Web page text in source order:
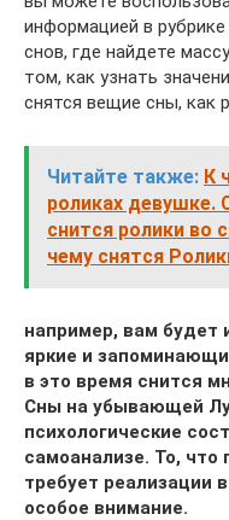
информацией в
снов, где найдете
том, как узнать
снятся вещие сны, как
Читайте также: К
роликах девушке.
снится ролики во
чему снятся
например, вам будет
яркие и
в это время снится
Сны на убывающей
психологические
самоанализе. То, что
требует реализации
особое внимание.